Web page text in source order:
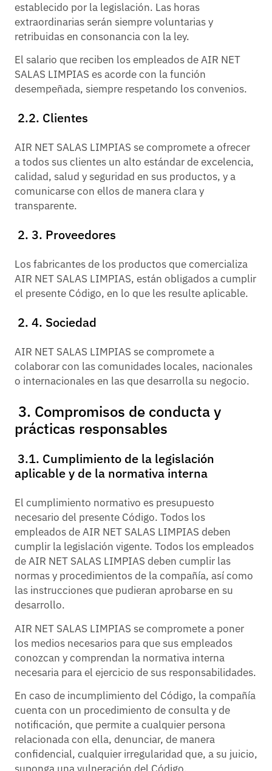
establecido por la legislación. Las horas
extraordinarias serán siempre voluntarias y
retribuidas en consonancia con la ley.
El salario que reciben los empleados de AIR NET
SALAS LIMPIAS es acorde con la función
desempeñada, siempre respetando los convenios.
2.2. Clientes
AIR NET SALAS LIMPIAS se compromete a ofrecer
a todos sus clientes un alto estándar de excelencia,
calidad, salud y seguridad en sus productos, y a
comunicarse con ellos de manera clara y
transparente.
2. 3. Proveedores
Los fabricantes de los productos que comercializa
AIR NET SALAS LIMPIAS, están obligados a cumplir
el presente Código, en lo que les resulte aplicable.
2. 4. Sociedad
AIR NET SALAS LIMPIAS se compromete a
colaborar con las comunidades locales, nacionales
o internacionales en las que desarrolla su negocio.
3. Compromisos de conducta y
prácticas responsables
3.1. Cumplimiento de la legislación
aplicable y de la normativa interna
El cumplimiento normativo es presupuesto
necesario del presente Código. Todos los
empleados de AIR NET SALAS LIMPIAS deben
cumplir la legislación vigente. Todos los empleados
de AIR NET SALAS LIMPIAS deben cumplir las
normas y procedimientos de la compañía, así como
las instrucciones que pudieran aprobarse en su
desarrollo.
AIR NET SALAS LIMPIAS se compromete a poner
los medios necesarios para que sus empleados
conozcan y comprendan la normativa interna
necesaria para el ejercicio de sus responsabilidades.
En caso de incumplimiento del Código, la compañía
cuenta con un procedimiento de consulta y de
notificación, que permite a cualquier persona
relacionada con ella, denunciar, de manera
confidencial, cualquier irregularidad que, a su juicio,